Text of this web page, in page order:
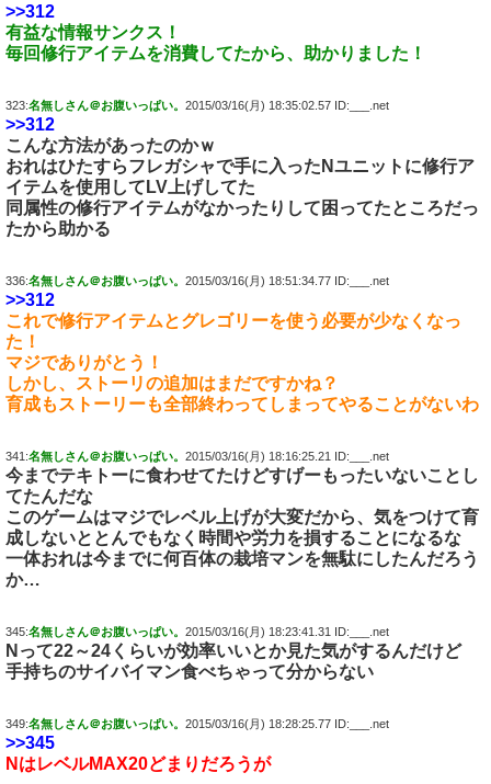
>>312
有益な情報サンクス！
毎回修行アイテムを消費してたから、助かりました！
323:名無しさん＠お腹いっぱい。 2015/03/16(月) 18:35:02.57 ID:___.net
>>312
こんな方法があったのかｗ
おれはひたすらフレガシャで手に入ったNユニットに修行ア
イテムを使用してLV上げしてた
同属性の修行アイテムがなかったりして困ってたところだっ
たから助かる
336:名無しさん＠お腹いっぱい。 2015/03/16(月) 18:51:34.77 ID:___.net
>>312
これで修行アイテムとグレゴリーを使う必要が少なくなっ
た！
マジでありがとう！
しかし、ストーリの追加はまだですかね？
育成もストーリーも全部終わってしまってやることがないわ
341:名無しさん＠お腹いっぱい。 2015/03/16(月) 18:16:25.21 ID:___.net
今までテキトーに食わせてたけどすげーもったいないことし
てたんだな
このゲームはマジでレベル上げが大変だから、気をつけて育
成しないととんでもなく時間や労力を損することになるな
一体おれは今までに何百体の栽培マンを無駄にしたんだろう
か…
345:名無しさん＠お腹いっぱい。 2015/03/16(月) 18:23:41.31 ID:___.net
Nって22～24くらいが効率いいとか見た気がするんだけど
手持ちのサイバイマン食べちゃって分からない
349:名無しさん＠お腹いっぱい。 2015/03/16(月) 18:28:25.77 ID:___.net
>>345
NはレベルMAX20どまりだろうが